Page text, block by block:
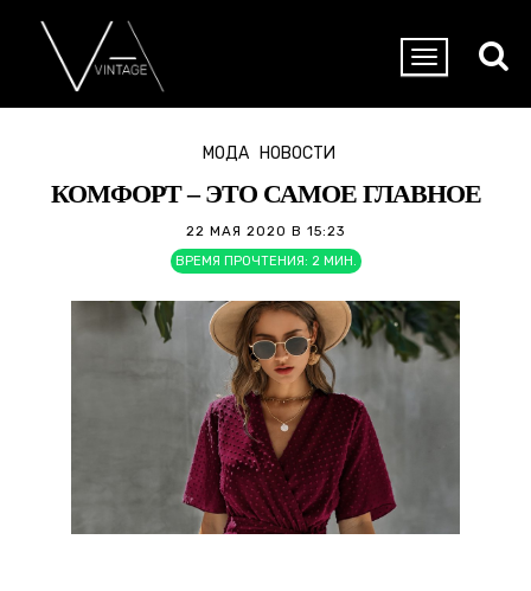
МОДА НОВОСТИ
КОМФОРТ – ЭТО САМОЕ ГЛАВНОЕ
22 МАЯ 2020 В 15:23
ВРЕМЯ ПРОЧТЕНИЯ: 2 МИН.